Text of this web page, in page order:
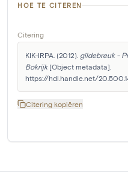
HOE TE CITEREN
Citering
KIK-IRPA. (2012). gildebreuk -
Bokrijk [Object metadata].
https://hdl.handle.net/
Citering kopiëren